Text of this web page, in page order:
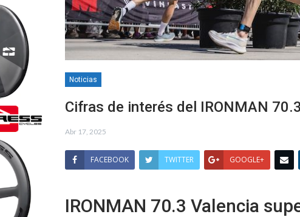
Noticias
Cifras de interés del IRONMAN
Abr 17, 2025
FACEBOOK TWITTER GOOGLE+
IRONMAN 70.3 Valencia